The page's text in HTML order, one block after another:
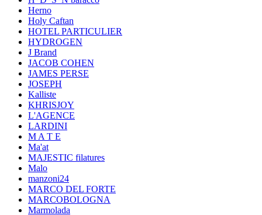
Herno
Holy Caftan
HOTEL PARTICULIER
HYDROGEN
J Brand
JACOB COHEN
JAMES PERSE
JOSEPH
Kalliste
KHRISJOY
L'AGENCE
LARDINI
M A T E
Ma'at
MAJESTIC filatures
Malo
manzoni24
MARCO DEL FORTE
MARCOBOLOGNA
Marmolada